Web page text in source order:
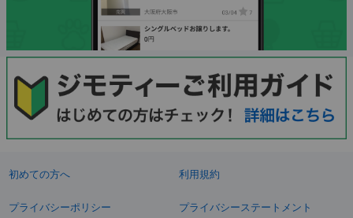
初めての方へ 利用規約
プライバシーポリシー プライバシーステートメント